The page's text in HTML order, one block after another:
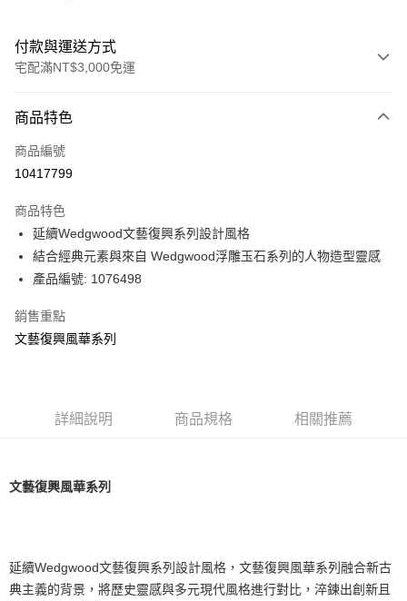
付款與運送方式
宅配滿NT$3,000免運
信用卡一次付款
信用卡分期付款
合作金庫商業銀行
華南商業銀行
彰化商業銀行
上海商業儲蓄銀行
台北富邦商業銀行
國泰世華商業銀行
匯豐（台灣）商業銀行
聯邦商業銀行
台灣樂天信用卡公司
LINE Pay
Apple Pay
Google Pay
每筆NT$200，滿NT$3,000(含以上)免運費
商品特色
商品編號
10417799
商品特色
延續Wedgwood文藝復興系列設計風格
結合經典元素與來自 Wedgwood浮雕玉石系列的人物造型靈感
產品編號: 1076498
銷售重點
文藝復興風華系列
詳細說明 商品規格 相關推薦
文藝復興風華系列
延續Wedgwood文藝復興系列設計風格，文藝復興風華系列融合新古
典主義的背景，將歷史靈感與多元現代風格進行對比，淬鍊出創新且